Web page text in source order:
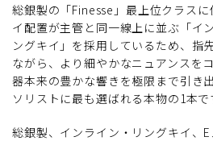
総銀製の「Finesse」最上位クラス
イ配置が主管と同一線上に並ぶ「イ
ングキイ」を採用しているため、指
ながら、より細やかなニュアンスを
器本来の豊かな響きを極限まで引き
ソリストに最も選ばれる本物の1本で
総銀製、インライン・リングキイ、